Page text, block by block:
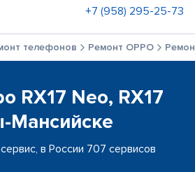
+7 (958) 295-25-73
телефонов Ремонт OPPO
RX17 Neo, RX17
Мансийске
в России 707 сервисов